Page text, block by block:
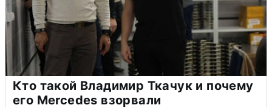
Кто такой Владимир Ткачук и почему
его Mercedes взорвали